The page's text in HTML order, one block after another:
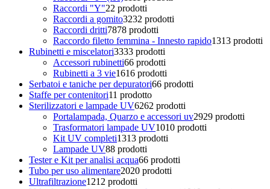
Raccordi "Y"22 prodotti
Raccordi a gomito3232 prodotti
Raccordi dritti7878 prodotti
Raccordo filetto femmina - Innesto rapido1313 prodotti
Rubinetti e miscelatori3333 prodotti
Accessori rubinetti66 prodotti
Rubinetti a 3 vie1616 prodotti
Serbatoi e taniche per depuratori66 prodotti
Staffe per contenitori11 prodotto
Sterilizzatori e lampade UV6262 prodotti
Portalampada, Quarzo e accessori uv2929 prodotti
Trasformatori lampade UV1010 prodotti
Kit UV completi1313 prodotti
Lampade UV88 prodotti
Tester e Kit per analisi acqua66 prodotti
Tubo per uso alimentare2020 prodotti
Ultrafiltrazione1212 prodotti